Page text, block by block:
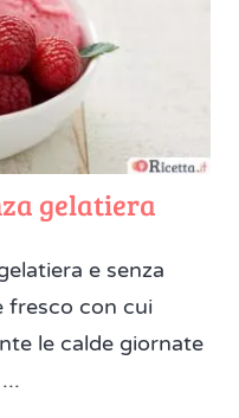
gelatiera
e senza
fresco con cui
le calde giornate